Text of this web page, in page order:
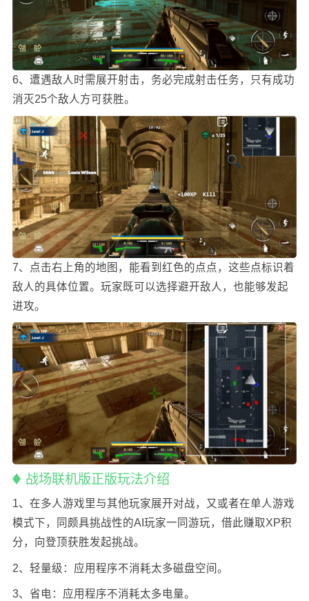
6、遭遇敌人时需展开射击，务必完成射击任务，只有成功
消灭25个敌人方可获胜。
7、点击右上角的地图，能看到红色的点点，这些点标识着
敌人的具体位置。玩家既可以选择避开敌人，也能够发起
进攻。
战场联机版正版玩法介绍
1、在多人游戏里与其他玩家展开对战，又或者在单人游戏
模式下，同颇具挑战性的AI玩家一同游玩，借此赚取XP积
分，向登顶获胜发起挑战。
2、轻量级：应用程序不消耗太多磁盘空间。
3、省电：应用程序不消耗太多电量。